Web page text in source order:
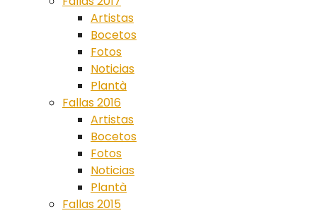
Artistas
Bocetos
Fotos
Noticias
Plantà
Fallas 2016
Artistas
Bocetos
Fotos
Noticias
Plantà
Fallas 2015